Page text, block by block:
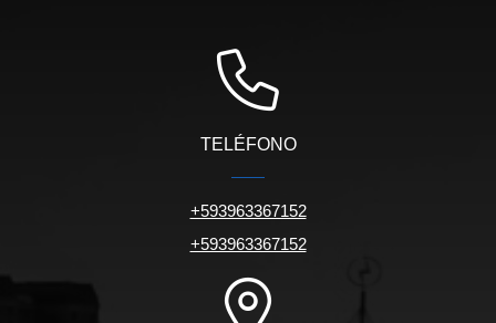
TELÉFONO
+593963367152
+593963367152